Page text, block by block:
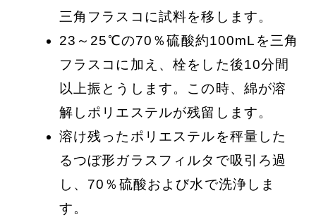
三角フラスコに試料を移します。
23～25℃の70％硫酸約100mLを三角
フラスコに加え、栓をした後10分間
以上振とうします。この時、綿が溶
解しポリエステルが残留します。
溶け残ったポリエステルを秤量した
るつぼ形ガラスフィルタで吸引ろ過
し、70％硫酸および水で洗浄しま
す。